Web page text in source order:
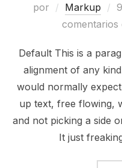
por Markup
comentarios
Default This is a
alignment of any
would normally
up text, free flowing,
and not picking a side
It just